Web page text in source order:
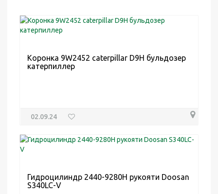
Коронка 9W2452 caterpillar D9H бульдозер
катерпиллер
02.09.24
Гидроцилиндр 2440-9280H рукояти Doosan
S340LC-V